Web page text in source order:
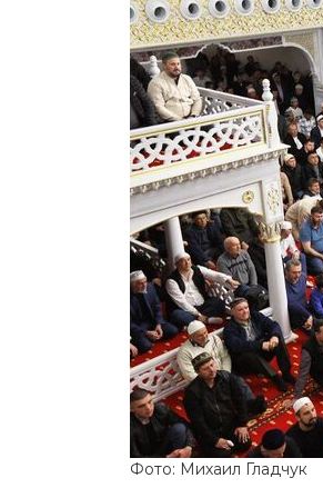
Фото: Михаил Гладчук